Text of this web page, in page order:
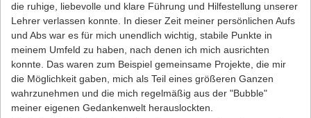
die ruhige, liebevolle und klare Führung und Hilfestellung unserer
Lehrer verlassen konnte. In dieser Zeit meiner persönlichen Aufs
und Abs war es für mich unendlich wichtig, stabile Punkte in
meinem Umfeld zu haben, nach denen ich mich ausrichten
konnte. Das waren zum Beispiel gemeinsame Projekte, die mir
die Möglichkeit gaben, mich als Teil eines größeren Ganzen
wahrzunehmen und die mich regelmäßig aus der "Bubble"
meiner eigenen Gedankenwelt herauslockten.